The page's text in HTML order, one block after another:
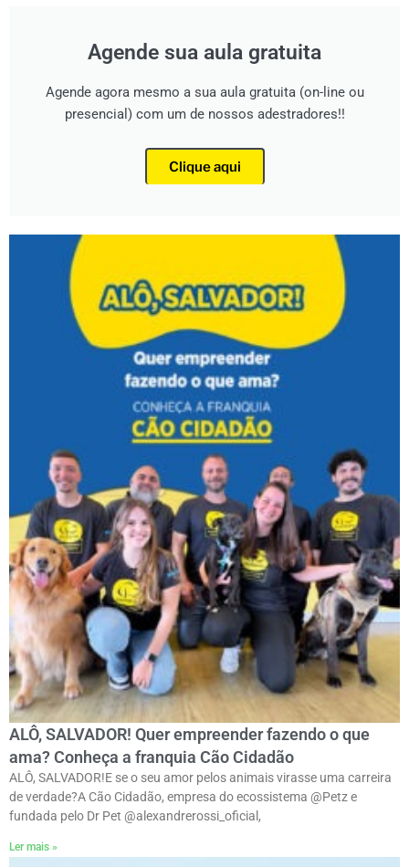
Agende sua aula gratuita
Agende agora mesmo a sua aula gratuita (on-line ou
presencial) com um de nossos adestradores!!
Clique aqui
ALÔ, SALVADOR! Quer empreender fazendo o que
ama? Conheça a franquia Cão Cidadão
ALÔ, SALVADOR!E se o seu amor pelos animais virasse uma carreira
de verdade?ㅤA Cão Cidadão, empresa do ecossistema @Petz e
fundada pelo Dr Pet @alexandrerossi_oficial,
Ler mais »